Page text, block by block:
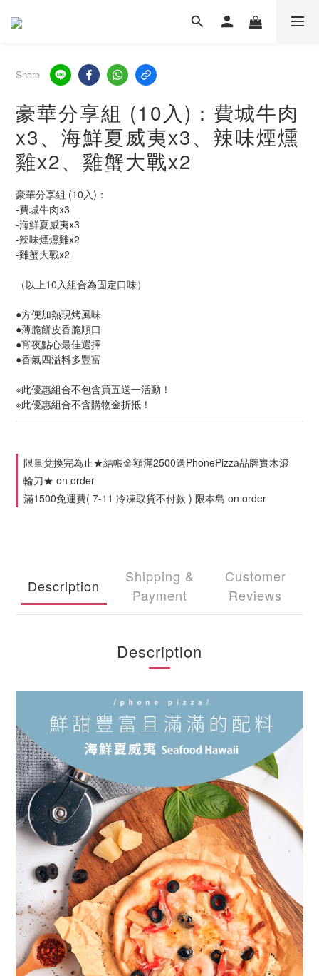
Share
豪華分享組 (10入)：費城牛肉
x3、海鮮夏威夷x3、辣味煙燻
雞x2、雞蟹大戰x2
豪華分享組 (10入)：
-費城牛肉x3
-海鮮夏威夷x3
-辣味煙燻雞x2
-雞蟹大戰x2
（以上10入組合為固定口味）
●方便加熱現烤風味
●薄脆餅皮香脆順口
●宵夜點心最佳選擇
●香氣四溢料多豐富
※此優惠組合不包含買五送一活動！
※此優惠組合不含購物金折抵！
限量兌換完為止★結帳金額滿2500送PhonePizza品牌實木滾
輪刀★ on order
滿1500免運費( 7-11 冷凍取貨不付款 ) 限本島 on order
Description
Shipping &
Payment
Customer
Reviews
Description